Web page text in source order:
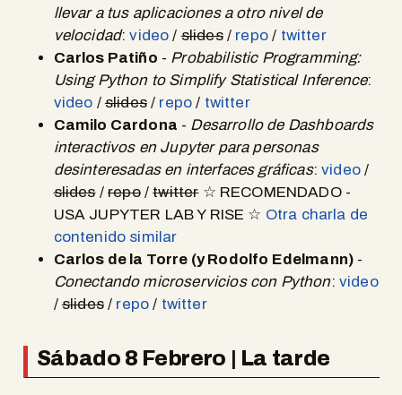
llevar a tus aplicaciones a otro nivel de
velocidad:video /slides/ repo/ twitter
Carlos Patiño - Probabilistic Programming:
Using Python to Simplify Statistical Inference:
video /slides/ repo / twitter
Camilo Cardona - Desarrollo de Dashboards
interactivos en Jupyter para personas
desinteresadas en interfaces gráficas:video /
slides/repo/twitter☆ RECOMENDADO -
USA JUPYTER LAB Y RISE ☆ Otra charla de
contenido similar
Carlos de la Torre (y Rodolfo Edelmann) -
Conectando microservicios con Python: video
/slides/ repo / twitter
Sábado 8 Febrero | La tarde